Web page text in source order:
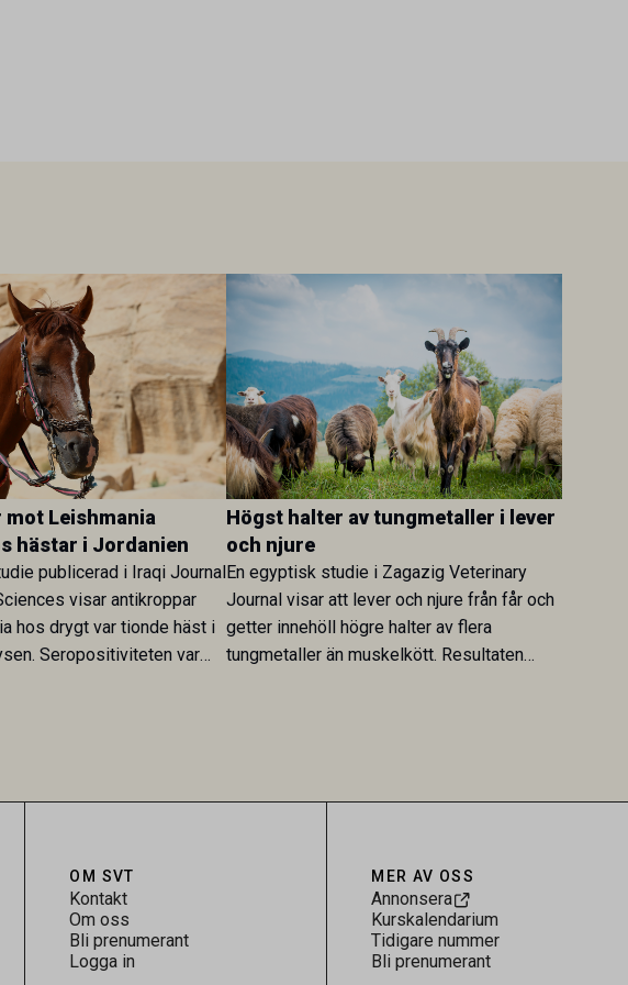
Leishmania
hästar i Jordanien
publicerad i Iraqi Journal
visar antikroppar
hos drygt var tionde häst i
Seropositiviteten var
Högst halter av tungmetaller i lever
och njure
En egyptisk studie i Zagazig Veterinary
Journal visar att lever och njure från får och
getter innehöll högre halter av flera
tungmetaller än muskelkött. Resultaten
OM SVT
Kontakt
Om oss
Bli prenumerant
Logga in
MER AV OSS
Annonsera
Kurskalendarium
Tidigare nummer
Bli prenumerant